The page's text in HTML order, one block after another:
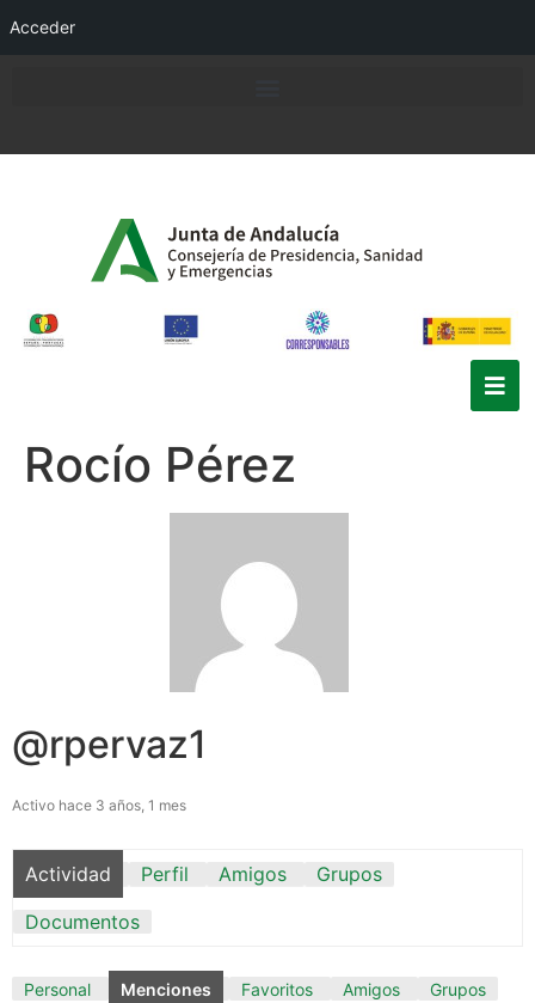
Acceder
Rocío Pérez
@rpervaz1
Activo hace 3 años, 1 mes
Actividad Perfil Amigos
Grupos
Documentos
Personal Menciones Favoritos Amigos Grupos